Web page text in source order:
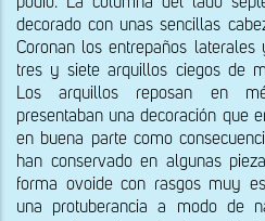
decorado con unas sencillas
Coronan los entrepaños
tres y siete arquillos ciegos de
Los arquillos reposan en
presentaban una decoración que
en buena parte como
han conservado en algunas
forma ovoide con rasgos muy
una protuberancia a modo de